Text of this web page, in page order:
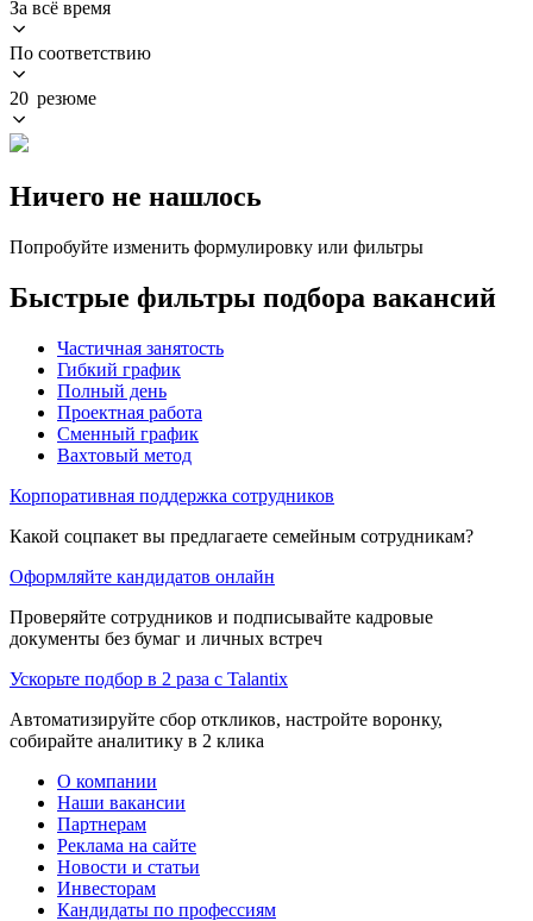
За всё время
По соответствию
20 резюме
Ничего не нашлось
Попробуйте изменить формулировку или фильтры
Быстрые фильтры подбора вакансий
Частичная занятость
Гибкий график
Полный день
Проектная работа
Сменный график
Вахтовый метод
Корпоративная поддержка сотрудников
Какой соцпакет вы предлагаете семейным сотрудникам?
Оформляйте кандидатов онлайн
Проверяйте сотрудников и подписывайте кадровые
документы без бумаг и личных встреч
Ускорьте подбор в 2 раза с Talantix
Автоматизируйте сбор откликов, настройте воронку,
собирайте аналитику в 2 клика
О компании
Наши вакансии
Партнерам
Реклама на сайте
Новости и статьи
Инвесторам
Кандидаты по профессиям